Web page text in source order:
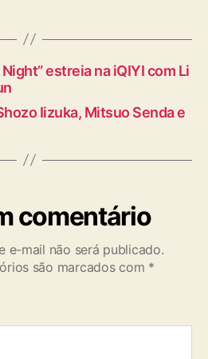
estreia na iQIYI com Li
Iizuka, Mitsuo Senda e
comentário
e-mail não será publicado.
são marcados com *